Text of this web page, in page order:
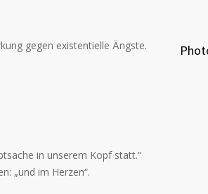
gegen existentielle Ängste.
in unserem Kopf statt.“
„und im Herzen“.